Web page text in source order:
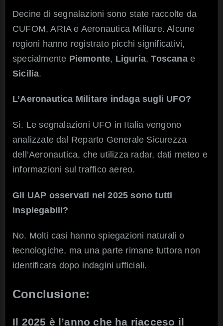
Decine di segnalazioni sono state raccolte da
CUFOM, ARIA e Aeronautica Militare. Alcune
regioni hanno registrato picchi significativi,
specialmente Piemonte, Liguria,Toscanae
Sicilia.
L’Aeronautica Militare indaga sugli UFO?
Sì. Le segnalazioni UFO in Italia vengono
analizzate dal Reparto Generale Sicurezza
dell’Aeronautica, che utilizza radar, dati meteo e
informazioni sul traffico aereo.
Gli UAP osservati nel 2025 sono tutti
inspiegabili?
No. Molti casi hanno spiegazioni naturali o
tecnologiche, ma una parte rimane tuttora non
identificata dopo indagini ufficiali.
Conclusione:
Il 2025 è l’anno che ha riacceso il